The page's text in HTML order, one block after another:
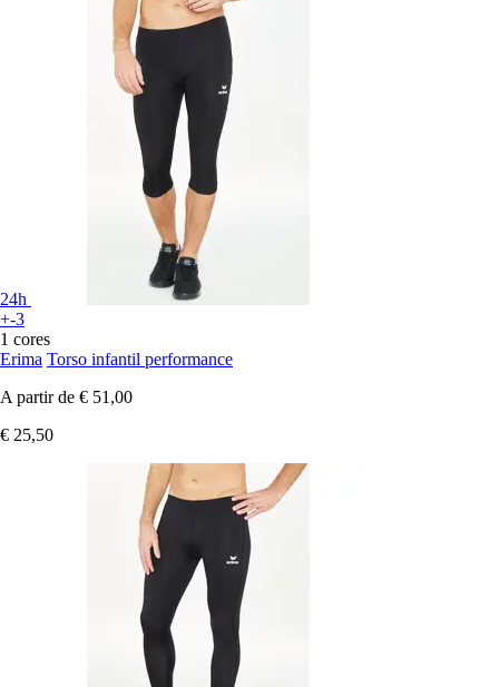
24h
+-3
1 cores
Erima Torso infantil performance
A partir de € 51,00
€ 25,50